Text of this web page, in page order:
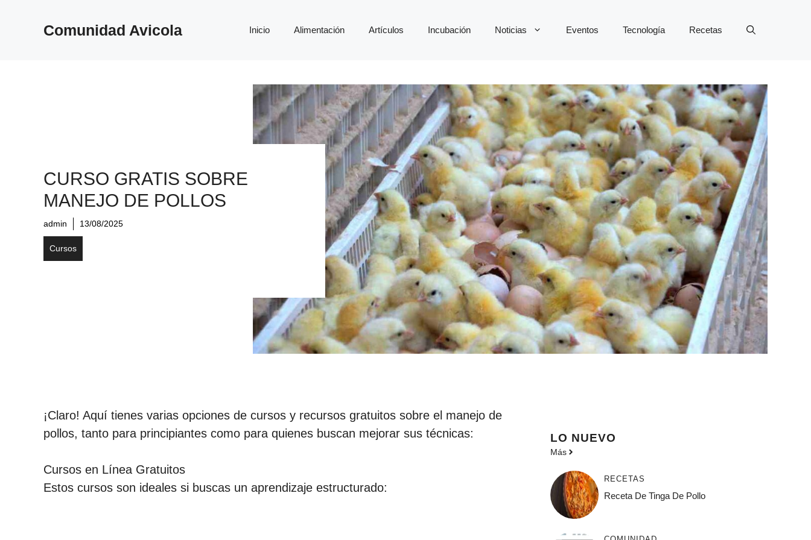
Comunidad Avicola Inicio Alimentación Artículos Incubación Noticias Eventos Tecnología Recetas
CURSO GRATIS SOBRE
MANEJO DE POLLOS
admin 13/08/2025
Cursos
¡Claro! Aquí tienes varias opciones de cursos y recursos gratuitos sobre el manejo de
pollos, tanto para principiantes como para quienes buscan mejorar sus técnicas:
Cursos en Línea Gratuitos
Estos cursos son ideales si buscas un aprendizaje estructurado:
LO NUEVO
Más
RECETAS
Receta De Tinga De Pollo